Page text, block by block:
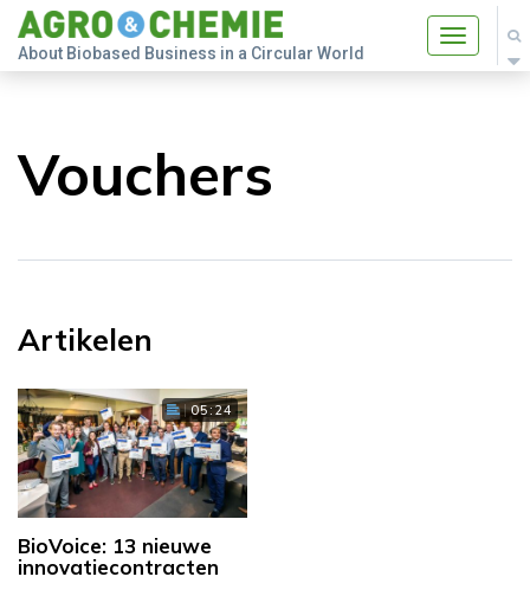
Toggle
About Biobased Business in a Circular World
Vouchers
Artikelen
05:24
BioVoice: 13 nieuwe
innovatiecontracten